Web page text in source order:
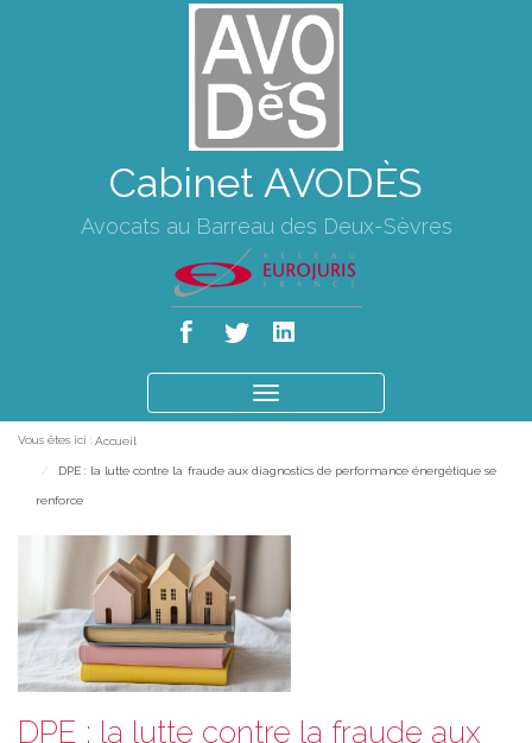
Cabinet AVODÈS
Avocats au Barreau des Deux-Sèvres
le
Vous êtes ici : Accueil
DPE : la lutte contre la fraude aux diagnostics de performance énergétique se
renforce
DPE : la lutte contre la fraude aux